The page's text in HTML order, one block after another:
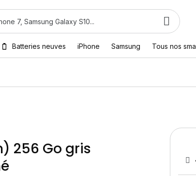
Batteries neuves iPhone Samsung Tous nos
256 Go gris